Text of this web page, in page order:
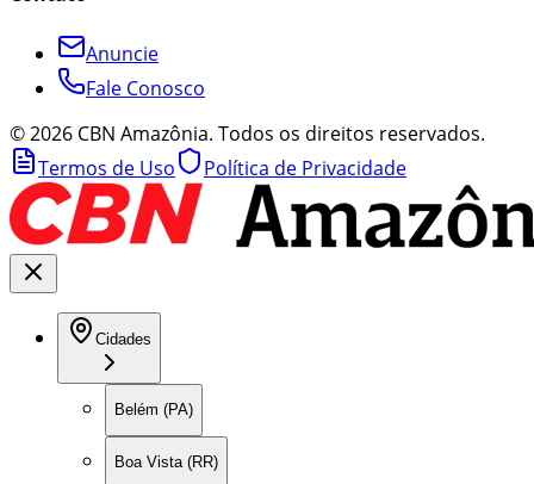
Anuncie
Fale Conosco
©2026 CBN Amazônia. Todos os direitos reservados.
Termos de Uso
Política de Privacidade
Cidades
Belém (PA)
Boa Vista (RR)